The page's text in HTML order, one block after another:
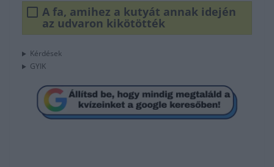
A fa, amihez a kutyát annak idején
az udvaron kikötötték
Kérdések
GYIK